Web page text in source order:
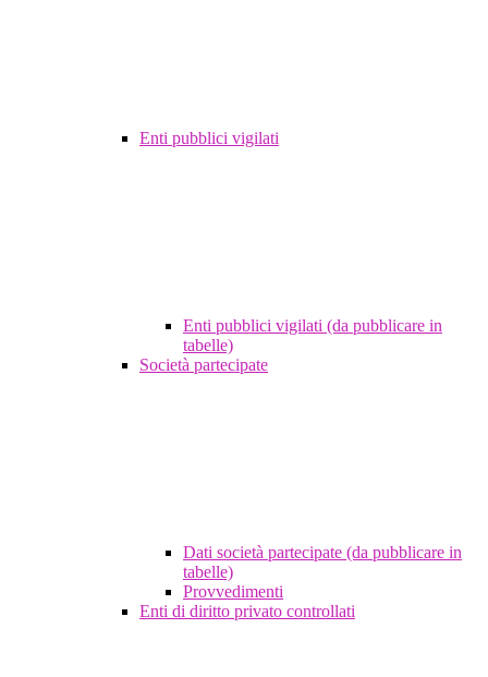
Enti pubblici vigilati
Enti pubblici vigilati (da pubblicare in
tabelle)
Società partecipate
Dati società partecipate (da pubblicare in
tabelle)
Provvedimenti
Enti di diritto privato controllati